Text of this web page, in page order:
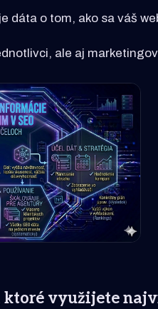
dáta o tom, ako sa váš
ale aj
ktoré využijete